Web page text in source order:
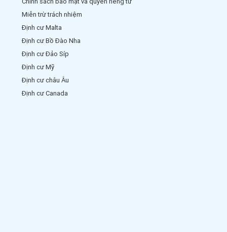
Miễn trừ trách nhiệm
Định cư Malta
Định cư Bồ Đào Nha
Định cư Đảo Síp
Định cư Mỹ
Định cư châu Âu
Định cư Canada